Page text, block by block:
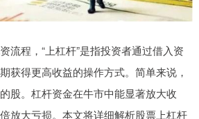
流程，“上杠杆”是指投资者通过借入资
获得更高收益的操作方式。简单来说，
股。杠杆资金在牛市中能显著放大收
放大亏损。本文将详细解析股票上杠杆